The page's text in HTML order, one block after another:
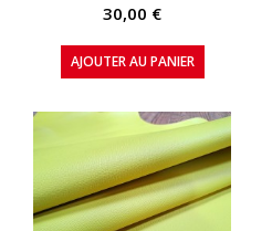
30,00 €
AJOUTER AU PANIER